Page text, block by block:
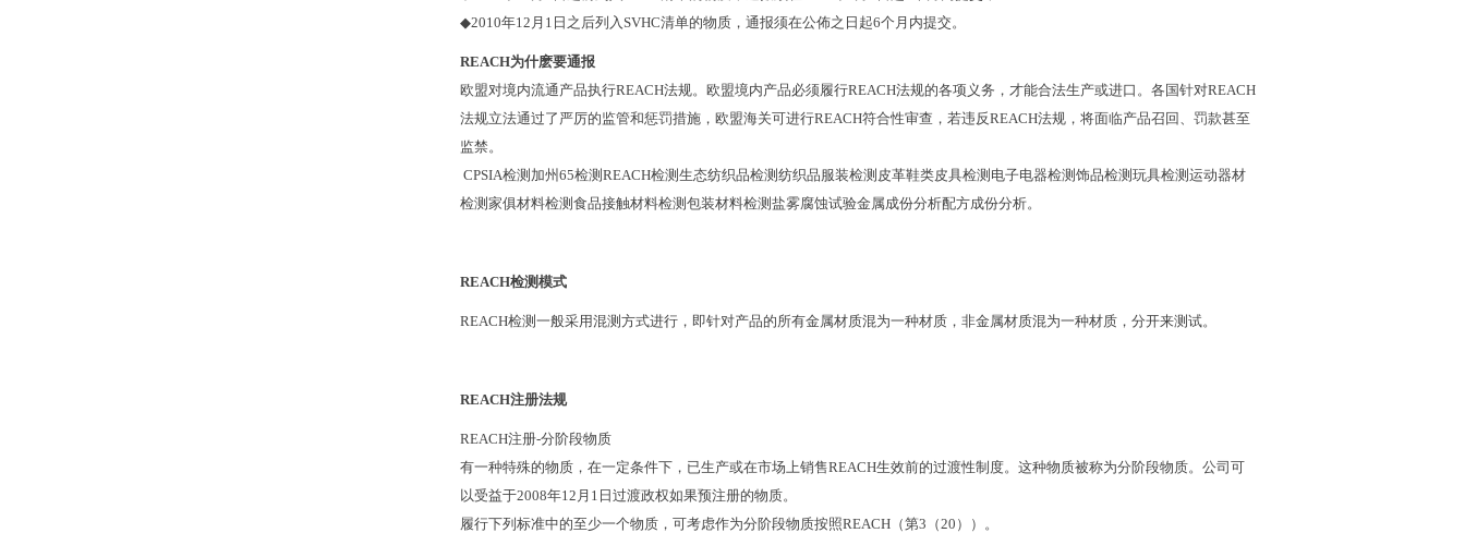
◆2010年12 月 1 日之后列入SVHC清单的物质，通报须在公佈之日起6个月内提交。
REACH为什麽要通报
欧盟对境内流通产品执行REACH法规。欧盟境内产品必须履行REACH法规的各项义务，才能合法生产或进口。各国针对REACH
法规立法通过了严厉的监管和惩罚措施，欧盟海关可进行REACH符合性审查，若违反REACH法规，将面临产品召回、罚款甚至
监禁。
CPSIA检测加州 65检测 REACH检测生态纺织品检测纺织品服装检测皮革鞋类皮具检测电子电器检测饰品检测玩具检测运动器材
检测家俱材料检测食品接触材料检测包装材料检测盐雾腐蚀试验金属成份分析配方成份分析。
REACH检测模式
REACH检测一般采用混测方式进行，即针对产品的所有金属材质混为一种材质，非金属材质混为一种材质，分开来测试。
REACH注册法规
REACH注册-分阶段物质
有一种特殊的物质，在一定条件下，已生产或在市场上销售REACH生效前的过渡性制度。这种物质被称为分阶段物质。公司可
以受益于2008年12 月 1 日过渡政权如果预注册的物质。
履行下列标准中的至少一个物质，可考虑作为分阶段物质按照REACH （第3 （20 ））。